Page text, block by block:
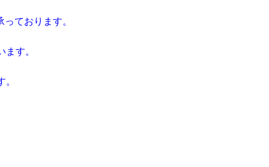
ております。
す。